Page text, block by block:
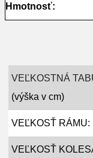
Hmotnosť:
VEĽKOSTNÁ
(výška v cm)
VEĽKOSŤ RÁMU:
VEĽKOSŤ